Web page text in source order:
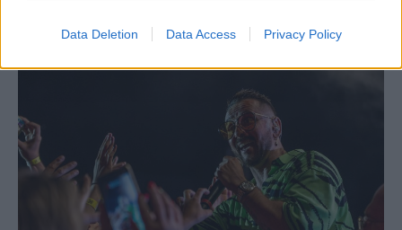
Data Deletion Data Access Privacy Policy